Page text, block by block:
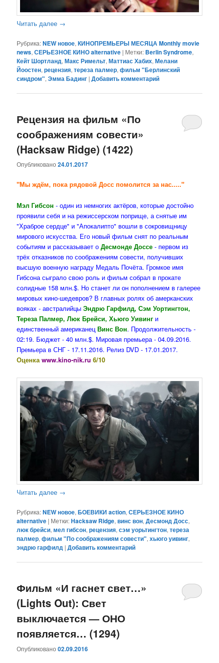
Читать далее →
Рубрика:NEW новое,КИНОПРЕМЬЕРЫ МЕСЯЦА Monthly movie
news,СЕРЬЕЗНОЕ КИНО alternative | Метки: Berlin Syndrome,
Кейт Шортланд,Макс Римельт,Маттиас Хабих,Мелани
Йоостен,рецензия,тереза палмер,фильм "Берлинский
синдром",Эмма Бадинг |Добавить комментарий
Рецензия на фильм «По
соображениям совести»
(Hacksaw Ridge) (1422)
Опубликовано24.01.2017
"Мы ждём, пока рядовой Досс помолится за нас....."
Мэл Гибсон - один из немногих актёров, которые достойно
проявили себя и на режиссерском поприще, а снятые им
"Храброе сердце" и "Апокалипто" вошли в сокровищницу
мирового искусства. Его новый фильм снят по реальным
событиям и рассказывает оДесмонде Доссе - первом из
трёх отказников по соображениям совести, получивших
высшую военную награду Медаль Почёта. Громкое имя
Гибсона сыграло свою роль и фильм собрал в прокате
солидные 158 млн.$. Но станет ли он пополнением в галерее
мировых кино-шедевров? В главных ролях об амерканских
вояках - австралийцыЭндрю Гарфилд, Сэм Уортингтон,
Тереза Палмер, Люк Брейси, Хьюго Уивинг и
единственный американецВинс Вон. Продолжительность -
02:19. Бюджет - 40 млн.$. Мировая премьера - 04.09.2016.
Премьера в СНГ - 17.11.2016. Релиз DVD - 17.01.2017.
Оценкаwww.kino-nik.ru 6/10
Читать далее →
Рубрика:NEW новое,БОЕВИКИ action,СЕРЬЕЗНОЕ КИНО
alternative | Метки:Hacksaw Ridge,винс вон,Десмонд Досс,
люк брейси,мел гибсон,рецензия,сэм уорьтингтон,тереза
палмер,фильм "По соображениям совести",хьюго уивинг,
эндрю гарфилд |Добавить комментарий
Фильм «И гаснет свет…»
(Lights Out): Свет
выключается — ОНО
появляется… (1294)
Опубликовано02.09.2016